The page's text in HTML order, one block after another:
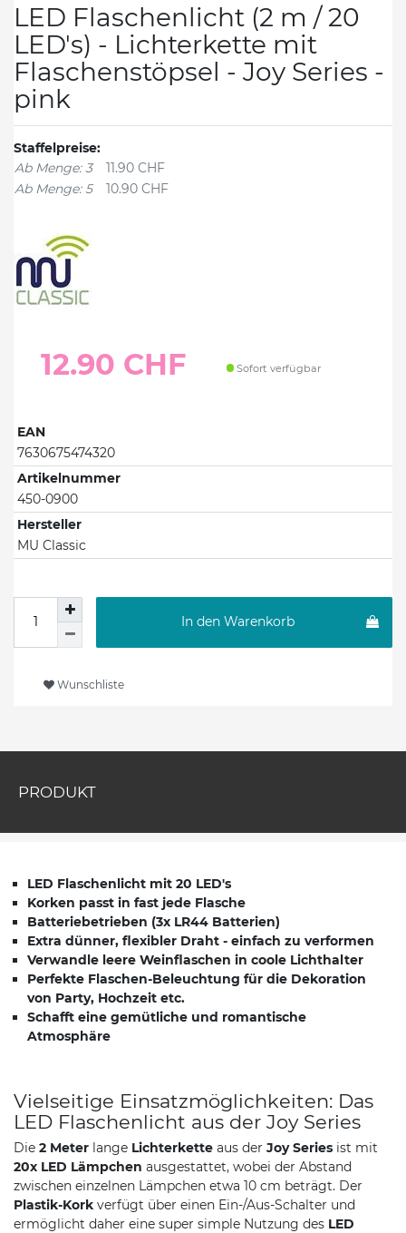
LED Flaschenlicht (2 m / 20
LED's) - Lichterkette mit
Flaschenstöpsel - Joy Series -
pink
Staffelpreise:
Ab Menge: 3
11.90 CHF
Ab Menge: 5
10.90 CHF
12.90 CHF Sofort verfügbar
EAN
7630675474320
Artikelnummer
450-0900
Hersteller
MU Classic
In den Warenkorb
Wunschliste
PRODUKT
LED Flaschenlicht mit 20 LED's
Korken passt in fast jede Flasche
Batteriebetrieben (3x LR44 Batterien)
Extra dünner, flexibler Draht - einfach zu verformen
Verwandle leere Weinflaschen in coole Lichthalter
Perfekte Flaschen-Beleuchtung für die Dekoration
von Party, Hochzeit etc.
Schafft eine gemütliche und romantische
Atmosphäre
Vielseitige Einsatzmöglichkeiten: Das
LED Flaschenlicht aus der Joy Series
Die 2 Meter lange Lichterkette aus der Joy Series ist mit
20x LED Lämpchen ausgestattet, wobei der Abstand
zwischen einzelnen Lämpchen etwa 10 cm beträgt. Der
Plastik-Kork verfügt über einen Ein-/Aus-Schalter und
ermöglicht daher eine super simple Nutzung des LED